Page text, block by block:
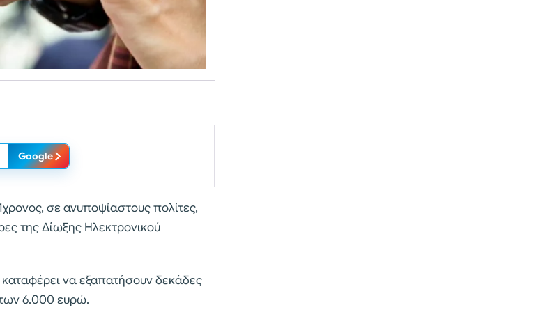
Google
σε ανυποψίαστους πολίτες,
της Δίωξης Ηλεκτρονικού
να εξαπατήσουν δεκάδες
6.000 ευρώ.